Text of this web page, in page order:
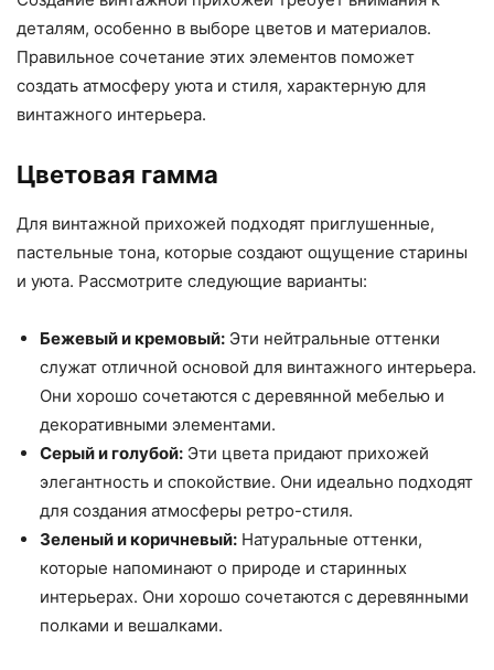
деталям, особенно в выборе цветов и материалов.
Правильное сочетание этих элементов поможет
создать атмосферу уюта и стиля, характерную для
винтажного интерьера.
Цветовая гамма
Для винтажной прихожей подходят приглушенные,
пастельные тона, которые создают ощущение старины
и уюта. Рассмотрите следующие варианты:
Бежевый и кремовый: Эти нейтральные оттенки
служат отличной основой для винтажного интерьера.
Они хорошо сочетаются с деревянной мебелью и
декоративными элементами.
Серый и голубой: Эти цвета придают прихожей
элегантность и спокойствие. Они идеально подходят
для создания атмосферы ретро-стиля.
Зеленый и коричневый: Натуральные оттенки,
которые напоминают о природе и старинных
интерьерах. Они хорошо сочетаются с деревянными
полками и вешалками.